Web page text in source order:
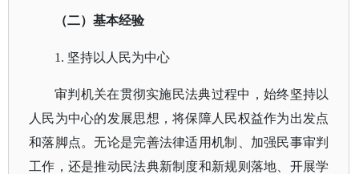
（二）基本经验
1. 坚持以人民为中心
审判机关在贯彻实施民法典过程中，始终坚持以
人民为中心的发展思想，将保障人民权益作为出发点
和落脚点。无论是完善法律适用机制、加强民事审判
工作，还是推动民法典新制度和新规则落地、开展学